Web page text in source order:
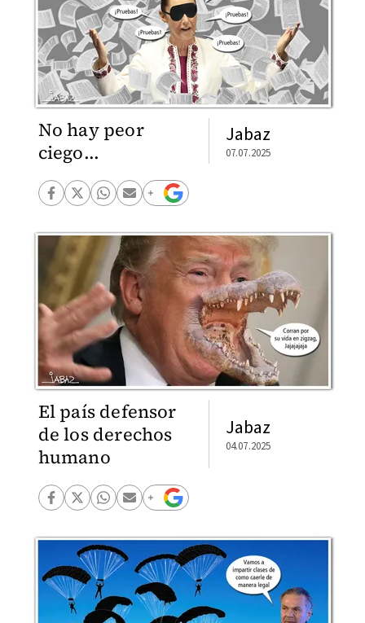
No hay peor
ciego...
Jabaz
07.07.2025
El país defensor
de los derechos
humano
Jabaz
04.07.2025